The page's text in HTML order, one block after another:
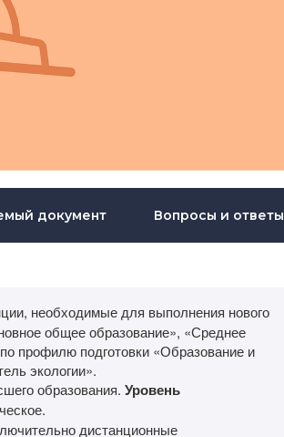
документ Вопросы и ответы
необходимые для выполнения нового
общее образование», «Среднее
профилю подготовки «Образование и
экологии».
образования. Уровень
дистанционные